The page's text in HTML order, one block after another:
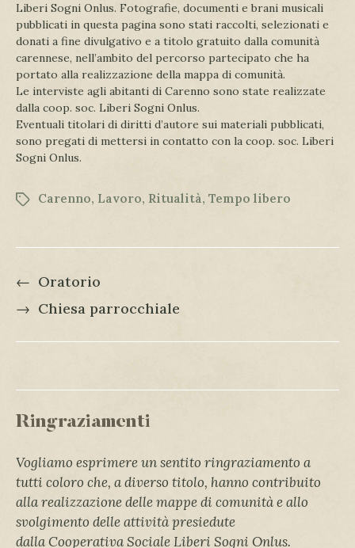
Liberi Sogni Onlus. Fotografie, documenti e brani musicali
pubblicati in questa pagina sono stati raccolti, selezionati e
donati a fine divulgativo e a titolo gratuito dalla comunità
carennese, nell’ambito del percorso partecipato che ha
portato alla realizzazione della mappa di comunità.
Le interviste agli abitanti di Carenno sono state realizzate
dalla coop. soc. Liberi Sogni Onlus.
Eventuali titolari di diritti d’autore sui materiali pubblicati,
sono pregati di mettersi in contatto con la coop. soc. Liberi
Sogni Onlus.
Carenno, Lavoro, Ritualità, Tempo libero
← Oratorio
→ Chiesa parrocchiale
Ringraziamenti
Vogliamo esprimere un sentito ringraziamento a
tutti coloro che, a diverso titolo, hanno contribuito
alla realizzazione delle mappe di comunità e allo
svolgimento delle attività presiedute
dallaCooperativa Sociale Liberi Sogni Onlus.